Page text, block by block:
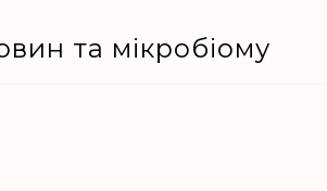
та мікробіому